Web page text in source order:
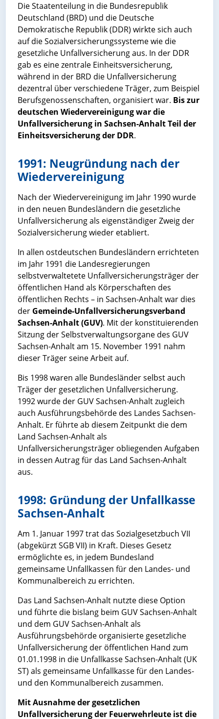
Die Staatenteilung in die Bundesrepublik
Deutschland (BRD) und die Deutsche
Demokratische Republik (DDR) wirkte sich auch
auf die Sozialversicherungssysteme wie die
gesetzliche Unfallversicherung aus. In der DDR
gab es eine zentrale Einheitsversicherung,
während in der BRD die Unfallversicherung
dezentral über verschiedene Träger, zum Beispiel
Berufsgenossenschaften, organisiert war. Bis zur
deutschen Wiedervereinigung war die
Unfallversicherung in Sachsen-Anhalt Teil der
Einheitsversicherung der DDR.
1991: Neugründung nach der
Wiedervereinigung
Nach der Wiedervereinigung im Jahr 1990 wurde
in den neuen Bundesländern die gesetzliche
Unfallversicherung als eigenständiger Zweig der
Sozialversicherung wieder etabliert.
In allen ostdeutschen Bundesländern errichteten
im Jahr 1991 die Landesregierungen
selbstverwaltetete Unfallversicherungsträger der
öffentlichen Hand als Körperschaften des
öffentlichen Rechts – in Sachsen-Anhalt war dies
der Gemeinde-Unfallversicherungsverband
Sachsen-Anhalt (GUV). Mit der konstituierenden
Sitzung der Selbstverwaltungsorgane des GUV
Sachsen-Anhalt am 15. November 1991 nahm
dieser Träger seine Arbeit auf.
Bis 1998 waren alle Bundesländer selbst auch
Träger der gesetzlichen Unfallversicherung.
1992 wurde der GUV Sachsen-Anhalt zugleich
auch Ausführungsbehörde des Landes Sachsen-
Anhalt. Er führte ab diesem Zeitpunkt die dem
Land Sachsen-Anhalt als
Unfallversicherungsträger obliegenden Aufgaben
in dessen Autrag für das Land Sachsen-Anhalt
aus.
1998: Gründung der Unfallkasse
Sachsen-Anhalt
Am 1. Januar 1997 trat das Sozialgesetzbuch VII
(abgekürzt SGB VII) in Kraft. Dieses Gesetz
ermöglichte es, in jedem Bundesland
gemeinsame Unfallkassen für den Landes- und
Kommunalbereich zu errichten.
Das Land Sachsen-Anhalt nutzte diese Option
und führte die bislang beim GUV Sachsen-Anhalt
und dem GUV Sachsen-Anhalt als
Ausführungsbehörde organisierte gesetzliche
Unfallversicherung der öffentlichen Hand zum
01.01.1998 in die Unfallkasse Sachsen-Anhalt (UK
ST) als gemeinsame Unfallkasse für den Landes-
und den Kommunalbereich zusammen.
Mit Ausnahme der gesetzlichen
Unfallversicherung der Feuerwehrleute ist die